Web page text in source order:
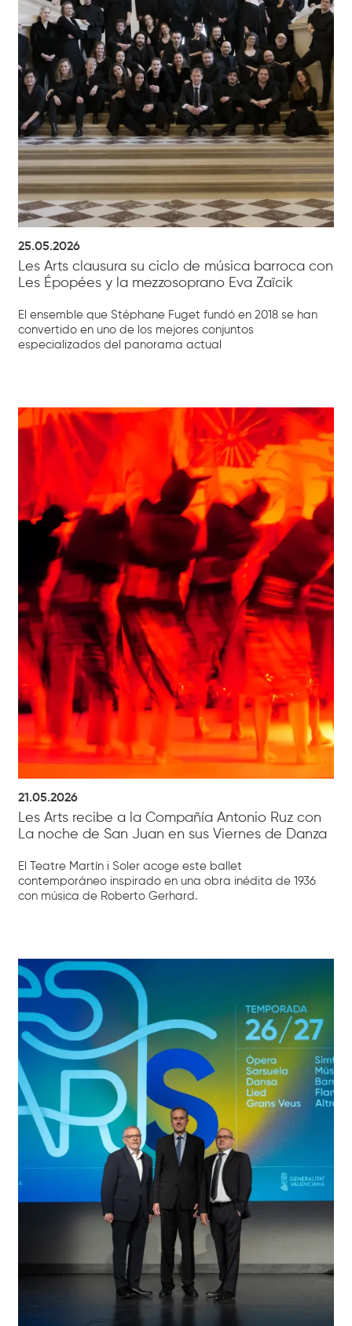
25.05.2026
Les Arts clausura su ciclo de música barroca con
Les Épopées y la mezzosoprano Eva Zaïcik
El ensemble que Stéphane Fuget fundó en 2018 se han
convertido en uno de los mejores conjuntos
especializados del panorama actual
21.05.2026
Les Arts recibe a la Compañía Antonio Ruz con
La noche de San Juan en sus Viernes de Danza
El Teatre Martín i Soler acoge este ballet
contemporáneo inspirado en una obra inédita de 1936
con música de Roberto Gerhard.